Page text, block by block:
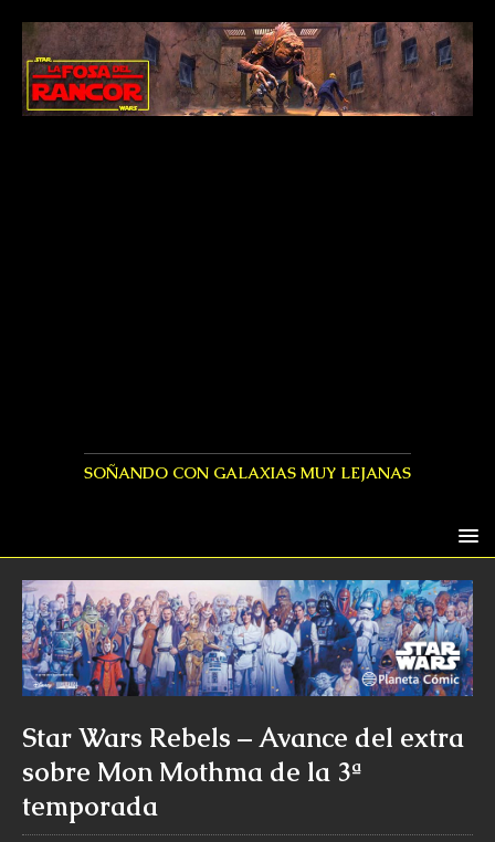
SOÑANDO CON GALAXIAS MUY LEJANAS
Star Wars Rebels – Avance del extra
sobre Mon Mothma de la 3ª
temporada